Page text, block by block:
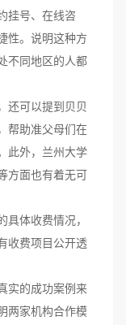
挂号、在线咨
性。说明这种方
不同地区的人都
还可以提到贝贝
帮助准父母们在
此外，兰州大学
方面也有着无可
具体收费情况，
收费项目公开透
实的成功案例来
两家机构合作模